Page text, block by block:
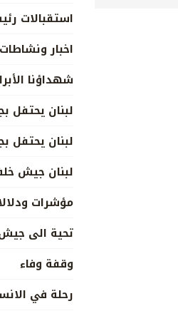
استقبالات
اخبار ونشاطات
شهداؤنا
لبنان يحتفل
لبنان يحتفل
لبنان جيش
مؤشرات
تحية الى
وقفة وفاء
رحلة في